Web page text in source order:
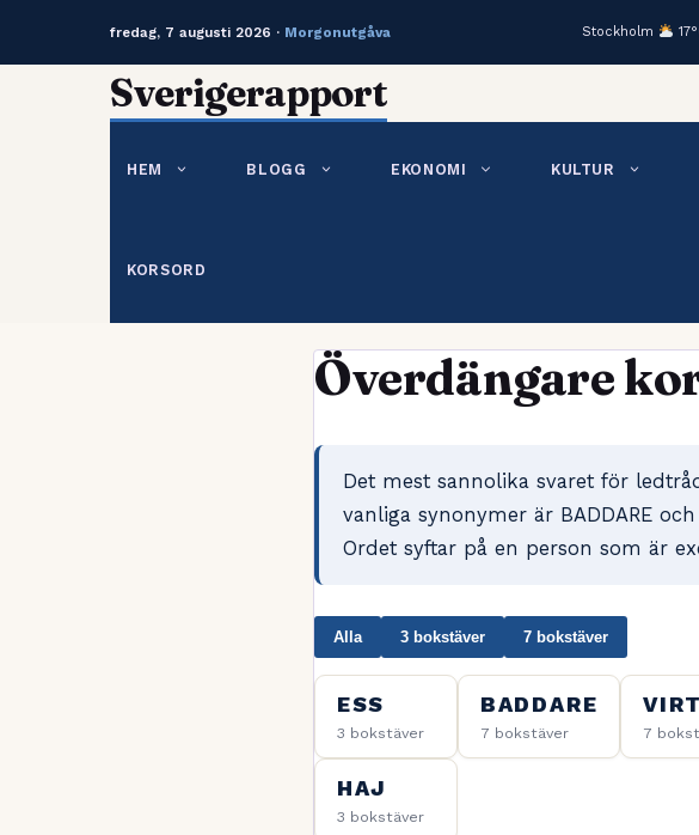
fredag, 7 augusti 2026 · Morgonutgåva Stockholm
Sverigerapport
HEM BLOGG EKONOMI KULTUR
KORSORD
Överdängare
Det mest sannolika svaret för
vanliga synonymer är BADDARE
Ordet syftar på en person som är
Alla 3 bokstäver 7 bokstäver
ESS
3 bokstäver
BADDARE
7 bokstäver 7
HAJ
3 bokstäver